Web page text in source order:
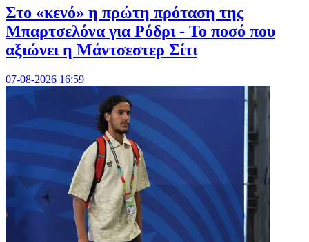
Στο «κενό» η πρώτη πρόταση της
Μπαρτσελόνα για Ρόδρι - Το ποσό που
αξιώνει η Μάντσεστερ Σίτι
07-08-2026 16:59